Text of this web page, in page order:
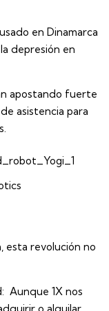
usado en Dinamarca
depresión en
apostando fuerte
asistencia para
esta revolución no
Aunque 1X nos
o alquilar,